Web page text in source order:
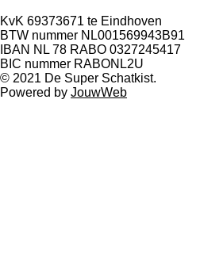
KvK 69373671 te Eindhoven
BTW nummer NL001569943B91
IBAN NL 78 RABO 0327245417
BIC nummer RABONL2U
© 2021 De Super Schatkist.
Powered by JouwWeb